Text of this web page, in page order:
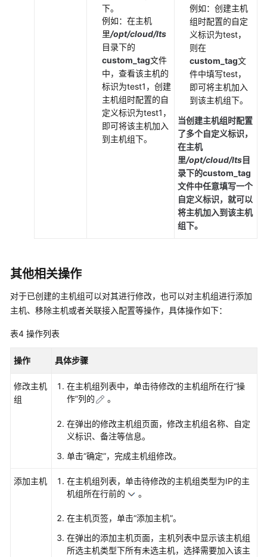
权
限
AOM
景
览
入
AOM
览
下。
例如：在主机
里/opt/cloud/lts
目录下的
custom_tag文件
中，查看该主机的
标识为test1，创建
主机组时配置的自
定义标识为test1，
即可将该主机加入
到主机组下。
例如：创建主机
组时配置的自定
义标识为test，
则在
custom_tag文
件中填写test，
即可将主机加入
到该主机组下。
当创建主机组时配置
了多个自定义标识，
在主机
里/opt/cloud/lts目
录下的custom_tag
文件中任意填写一个
自定义标识，就可以
将主机加入到该主机
组下。
其他相关操作
对于已创建的主机组可以对其进行修改，也可以对主机组进行添加
主机、移除主机或者关联接入配置等操作，具体操作如下：
表4 操作列表
操作 具体步骤
修改主机
组
在主机组列表中，单击待修改的主机组所在行“操
作”列的
。
在弹出的修改主机组页面，修改主机组名称、自定
义标识、备注等信息。
单击“确定”，完成主机组修改。
添加主机
在主机组列表，单击待修改的主机组类型为IP的主
机组所在行前的
。
在主机页签，单击“添加主机”。
在弹出的添加主机页面，主机列表中显示该主机组
所选主机类型下所有未选主机，选择需要加入该主